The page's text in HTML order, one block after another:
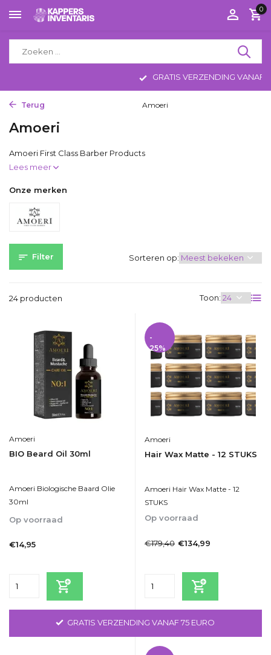
0
GRATIS VERZENDING VANAF 75 EURO
Terug Amoeri
Amoeri
Amoeri First Class Barber Products
Lees meer
Onze merken
Filter
24 producten Toon:
Sorteren op:
Amoeri
BIO Beard Oil 30ml
Amoeri Biologische Baard Olie
30ml
Op voorraad
€14,95
-
25%
Amoeri
Hair Wax Matte - 12 STUKS
Amoeri Hair Wax Matte - 12
STUKS
Op voorraad
€179,40 €134,99
GRATIS VERZENDING VANAF 75 EURO